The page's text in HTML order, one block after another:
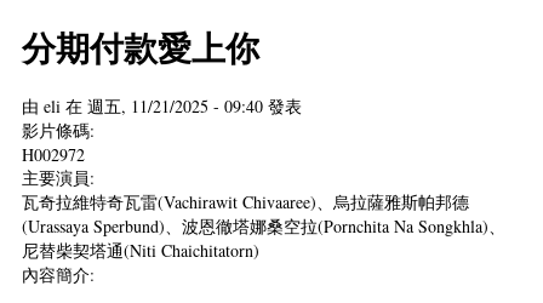
分期付款愛上你
由 eli 在 週五, 11/21/2025 - 09:40 發表
影片條碼:
H002972
主要演員:
瓦奇拉維特奇瓦雷(Vachirawit Chivaaree)、烏拉薩雅斯帕邦德
(Urassaya Sperbund)、波恩徹塔娜桑空拉(Pornchita Na Songkhla)、
尼替柴契塔通(Niti Chaichitatorn)
內容簡介: